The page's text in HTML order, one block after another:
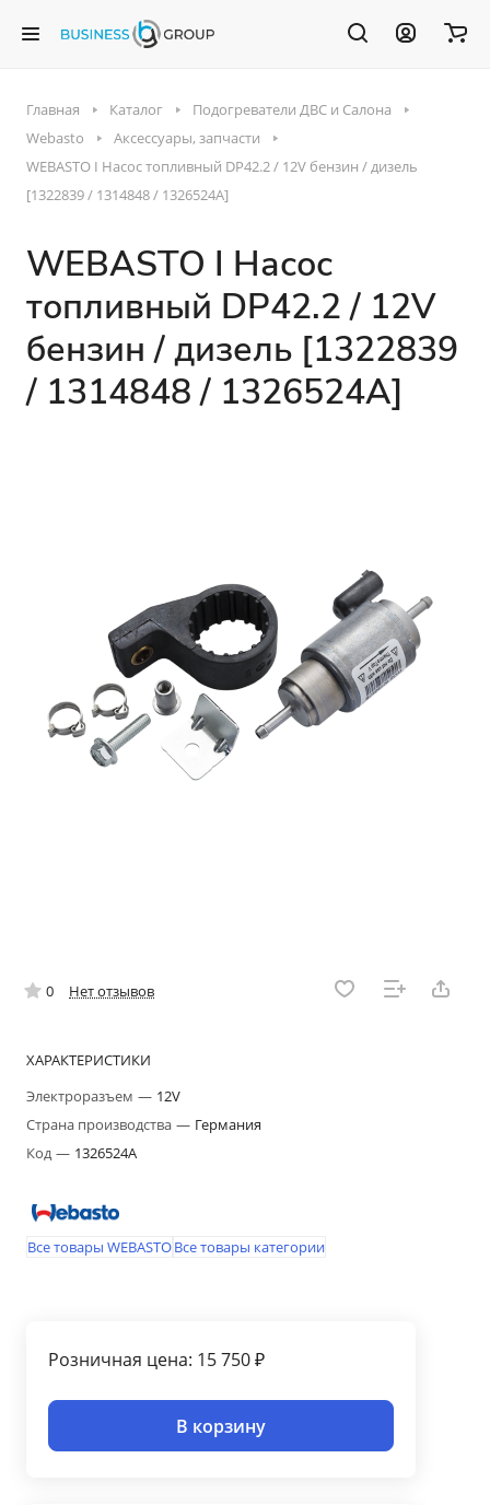
Главная Каталог
Подогреватели ДВС и Салона
Webasto
Аксессуары, запчасти
WEBASTO I Насос топливный DP42.2 / 12V бензин / дизель
[1322839 / 1314848 / 1326524A]
WEBASTO I Насос
топливный DP42.2 / 12V
бензин / дизель [1322839
/ 1314848 / 1326524A]
0 Нет отзывов
ХАРАКТЕРИСТИКИ
Электроразъем — 12V
Страна производства — Германия
Код— 1326524A
Все товары WEBASTOВсе товары категории
Розничная цена: 15 750 ₽
В корзину